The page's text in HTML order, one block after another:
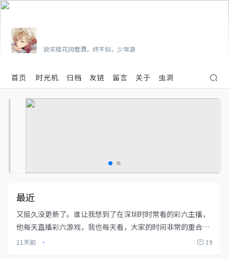
欲买桂花同载酒，终不似，少年游
首页 时光机 归档 友链 留言 关于 虫洞
最近
又挺久没更新了。谁让我想到了在深圳时时常看的彩六主播，
他每天直播彩六游戏，我也每天看，大家的时间非常的重合。
直到有一天他真的AFK了就像他的名字。每个人都会“到
11天前 • 19